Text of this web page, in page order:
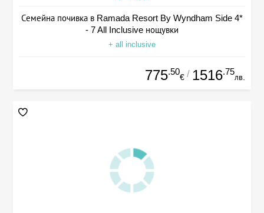
Семейна почивка в Ramada Resort By Wyndham Side 4*
- 7 All Inclusive нощувки
+ all inclusive
775.50
€ / 1516.75
лв.